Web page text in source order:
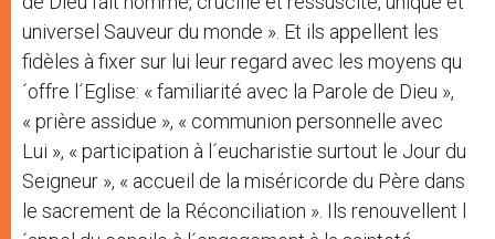
universel Sauveur du monde ». Et ils appellent les
fidèles à fixer sur lui leur regard avec les moyens qu
´offre l´Eglise: « familiarité avec la Parole de Dieu »,
« prière assidue », « communion personnelle avec
Lui », « participation à l´eucharistie surtout le Jour du
Seigneur », « accueil de la miséricorde du Père dans
le sacrement de la Réconciliation ». Ils renouvellent l